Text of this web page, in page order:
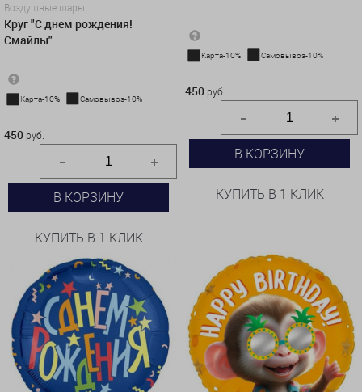
Воздушные шары
Круг "С днем рождения!
Смайлы"
Карта-10% Самовывоз-10%
450 руб.
В КОРЗИНУ
КУПИТЬ В 1 КЛИК
Карта-10% Самовывоз-10%
450 руб.
В КОРЗИНУ
КУПИТЬ В 1 КЛИК